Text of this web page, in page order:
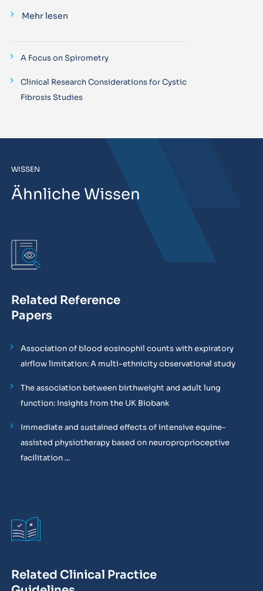
Mehr lesen
A Focus on Spirometry
Clinical Research Considerations for Cystic
Fibrosis Studies
WISSEN
Ähnliche Wissen
Related Reference
Papers
Association of blood eosinophil counts with expiratory
airflow limitation: A multi-ethnicity observational study
The association between birthweight and adult lung
function: Insights from the UK Biobank
Immediate and sustained effects of intensive equine-
assisted physiotherapy based on neuroproprioceptive
facilitation ...
Related Clinical Practice